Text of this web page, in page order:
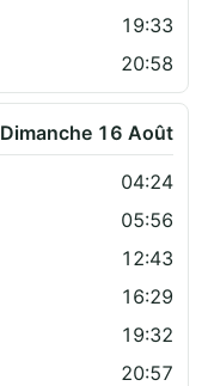
19:33
20:58
Dimanche 16 Août
04:24
05:56
12:43
16:29
19:32
20:57